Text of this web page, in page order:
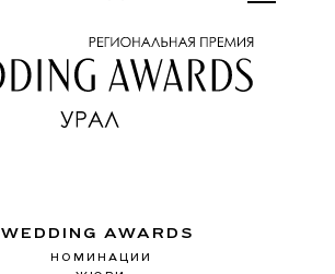
WEDDING AWARDS
НОМИНАЦИИ